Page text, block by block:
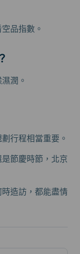
品指數。
潤。
行程相當重要。
節慶時節，北京
造訪，都能盡情